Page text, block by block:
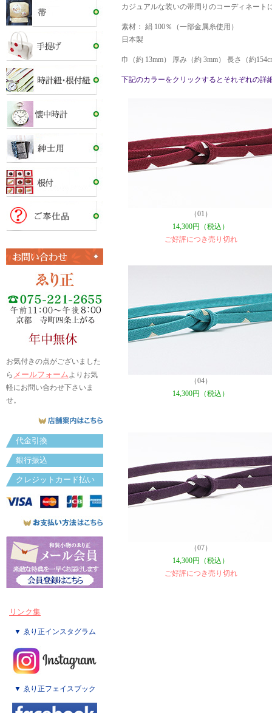
お気付きの点がございました
ら メールフォームよりお気
軽にお問い合わせ下さいま
せ。
代金引換
銀行振込
クレジットカード払い
リンク集
▼ ゑり正インスタグラム
▼ ゑり正フェイスブック
カジュアルな装いの帯周りのコーディネート
素材： 絹 100％（一部金属糸使用）
日本製
巾（約 13mm） 厚み（約 3mm） 長さ（約
下記のカラーをクリックするとそれぞれの詳
（01）
14,300円（税込）
ご好評につき売り切れ
（04）
14,300円（税込）
（07）
14,300円（税込）
ご好評につき売り切れ